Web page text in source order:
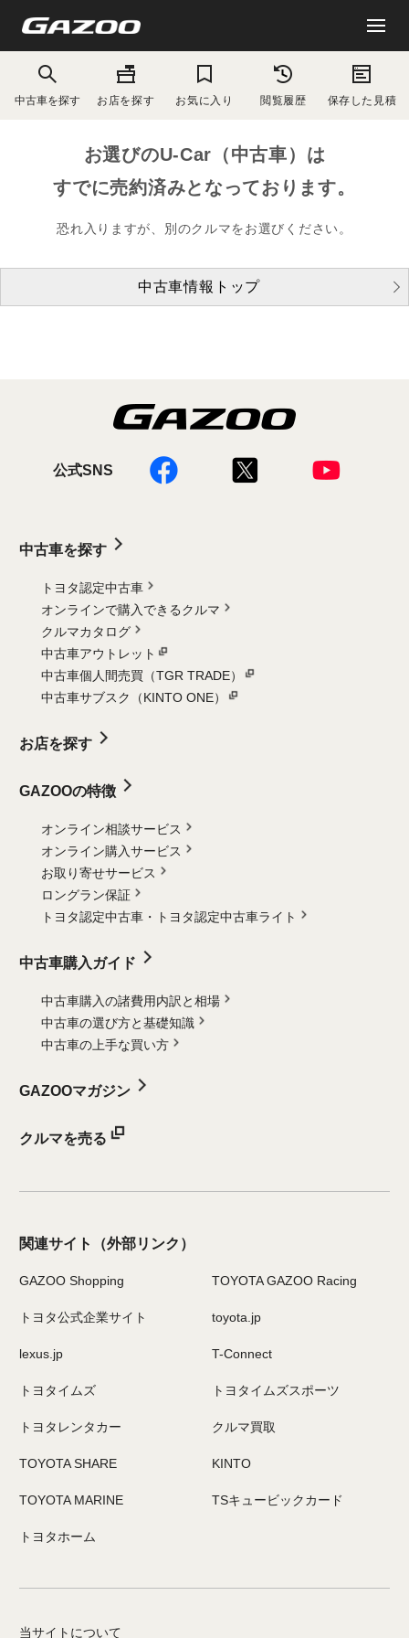
中古車を探す お店を探す お気に入り 閲覧履歴 保存した見積
お選びのU-Car（中古車）は
すでに売約済みとなっております。
恐れ入りますが、別のクルマをお選びください。
中古車情報トップ
公式SNS
中古車を探す
トヨタ認定中古車
オンラインで購入できるクルマ
クルマカタログ
中古車アウトレット
中古車個人間売買（TGR TRADE）
中古車サブスク（KINTO ONE）
お店を探す
GAZOOの特徴
オンライン相談サービス
オンライン購入サービス
お取り寄せサービス
ロングラン保証
トヨタ認定中古車・
トヨタ認定中古車ライト
中古車購入ガイド
中古車購入の諸費用内訳と相場
中古車の選び方と基礎知識
中古車の上手な買い方
GAZOOマガジン
クルマを売る
関連サイト （外部リンク）
GAZOO Shopping TOYOTA GAZOO Racing
トヨタ公式企業サイト toyota.jp
lexus.jp T-Connect
トヨタイムズ トヨタイムズスポーツ
トヨタレンタカー クルマ買取
TOYOTA SHARE KINTO
TOYOTA MARINE TSキュービックカード
トヨタホーム
当サイトについて